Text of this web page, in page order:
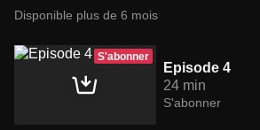
Disponible plus de 6 mois
S'abonner
Episode 4
24 min
S'abonner